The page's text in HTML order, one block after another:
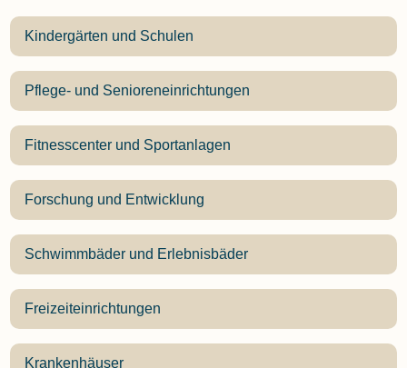
Kindergärten und Schulen
Pflege- und Senioreneinrichtungen
Fitnesscenter und Sportanlagen
Forschung und Entwicklung
Schwimmbäder und Erlebnisbäder
Freizeiteinrichtungen
Krankenhäuser